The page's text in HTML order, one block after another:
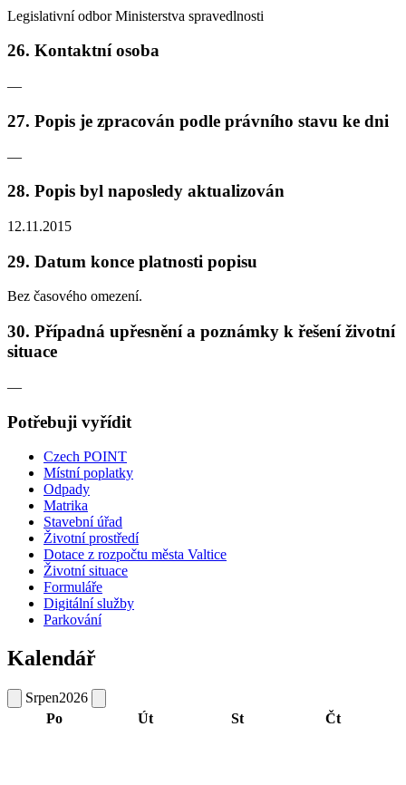
Legislativní odbor Ministerstva spravedlnosti
26. Kontaktní osoba
—
27. Popis je zpracován podle právního stavu ke dni
—
28. Popis byl naposledy aktualizován
12.11.2015
29. Datum konce platnosti popisu
Bez časového omezení.
30. Případná upřesnění a poznámky k řešení životní
situace
—
Potřebuji vyřídit
Czech POINT
Místní poplatky
Odpady
Matrika
Stavební úřad
Životní prostředí
Dotace z rozpočtu města Valtice
Životní situace
Formuláře
Digitální služby
Parkování
Kalendář
Srpen2026
Po
Út St Čt